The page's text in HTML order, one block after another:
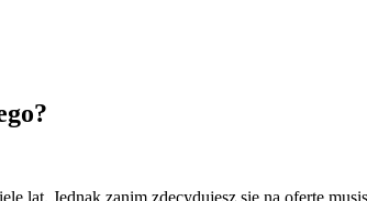
lat. Jednak zanim zdecydujesz się na ofertę